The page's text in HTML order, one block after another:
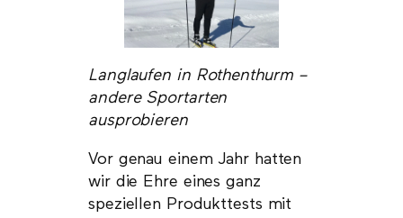
Langlaufen in Rothenthurm –
andere Sportarten
ausprobieren
Vor genau einem Jahr hatten
wir die Ehre eines ganz
speziellen Produkttests mit